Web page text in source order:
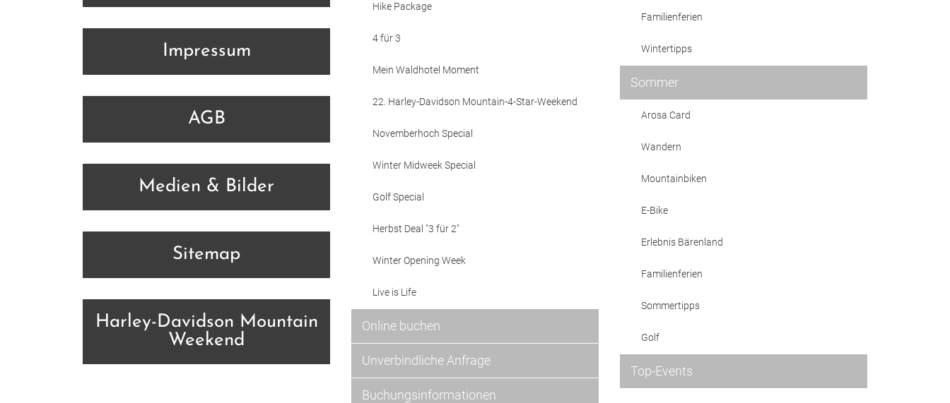
Hike Package
4 für 3
Mein Waldhotel Moment
22. Harley-Davidson Mountain-4-Star-Weekend
Novemberhoch Special
Winter Midweek Special
Golf Special
Herbst Deal "3 für 2"
Winter Opening Week
Live is Life
Online buchen
Unverbindliche Anfrage
Buchungsinformationen
Familienferien
Wintertipps
Sommer
Arosa Card
Wandern
Mountainbiken
E-Bike
Erlebnis Bärenland
Familienferien
Sommertipps
Golf
Top-Events
Impressum
AGB
Medien & Bilder
Sitemap
Harley-Davidson Mountain
Weekend